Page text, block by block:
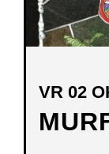
VR 02